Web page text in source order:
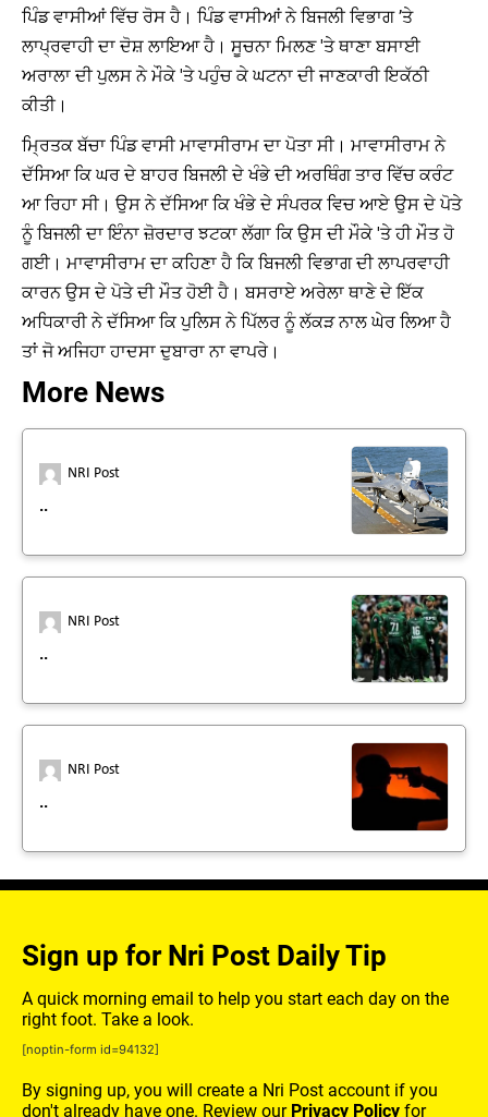
ਪਿੰਡ ਵਾਸੀਆਂ ਵਿੱਚ ਰੋਸ ਹੈ। ਪਿੰਡ ਵਾਸੀਆਂ ਨੇ ਬਿਜਲੀ ਵਿਭਾਗ ’ਤੇ
ਲਾਪ੍ਰਵਾਹੀ ਦਾ ਦੋਸ਼ ਲਾਇਆ ਹੈ। ਸੂਚਨਾ ਮਿਲਣ 'ਤੇ ਥਾਣਾ ਬਸਾਈ
ਅਰਾਲਾ ਦੀ ਪੁਲਸ ਨੇ ਮੌਕੇ 'ਤੇ ਪਹੁੰਚ ਕੇ ਘਟਨਾ ਦੀ ਜਾਣਕਾਰੀ ਇਕੱਠੀ
ਕੀਤੀ।
ਮ੍ਰਿਤਕ ਬੱਚਾ ਪਿੰਡ ਵਾਸੀ ਮਾਵਾਸੀਰਾਮ ਦਾ ਪੋਤਾ ਸੀ। ਮਾਵਾਸੀਰਾਮ ਨੇ
ਦੱਸਿਆ ਕਿ ਘਰ ਦੇ ਬਾਹਰ ਬਿਜਲੀ ਦੇ ਖੰਭੇ ਦੀ ਅਰਥਿੰਗ ਤਾਰ ਵਿੱਚ ਕਰੰਟ
ਆ ਰਿਹਾ ਸੀ। ਉਸ ਨੇ ਦੱਸਿਆ ਕਿ ਖੰਭੇ ਦੇ ਸੰਪਰਕ ਵਿਚ ਆਏ ਉਸ ਦੇ ਪੋਤੇ
ਨੂੰ ਬਿਜਲੀ ਦਾ ਇੰਨਾ ਜ਼ੋਰਦਾਰ ਝਟਕਾ ਲੱਗਾ ਕਿ ਉਸ ਦੀ ਮੌਕੇ 'ਤੇ ਹੀ ਮੌਤ ਹੋ
ਗਈ। ਮਾਵਾਸੀਰਾਮ ਦਾ ਕਹਿਣਾ ਹੈ ਕਿ ਬਿਜਲੀ ਵਿਭਾਗ ਦੀ ਲਾਪਰਵਾਹੀ
ਕਾਰਨ ਉਸ ਦੇ ਪੋਤੇ ਦੀ ਮੌਤ ਹੋਈ ਹੈ। ਬਸਰਾਏ ਅਰੇਲਾ ਥਾਣੇ ਦੇ ਇੱਕ
ਅਧਿਕਾਰੀ ਨੇ ਦੱਸਿਆ ਕਿ ਪੁਲਿਸ ਨੇ ਪਿੱਲਰ ਨੂੰ ਲੱਕੜ ਨਾਲ ਘੇਰ ਲਿਆ ਹੈ
ਤਾਂ ਜੋ ਅਜਿਹਾ ਹਾਦਸਾ ਦੁਬਾਰਾ ਨਾ ਵਾਪਰੇ।
More News
NRI Post
..
NRI Post
..
NRI Post
..
Sign up for Nri Post Daily Tip
A quick morning email to help you start each day on the
right foot. Take a look.
[noptin-form id=94132]
By signing up, you will create a Nri Post account if you
don't already have one. Review our Privacy Policy for